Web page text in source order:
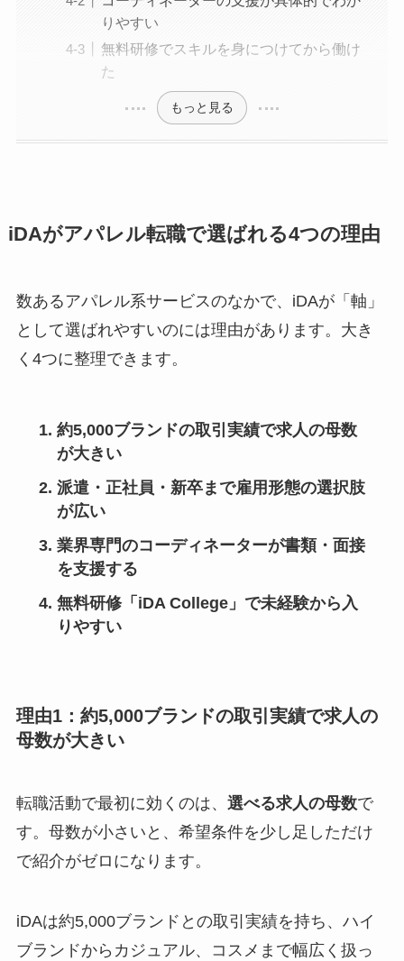
りやすい
無料研修でスキルを身につけてから働け
た
もっと見る
iDAがアパレル転職で選ばれる4つの理由
数あるアパレル系サービスのなかで、iDAが「軸」
として選ばれやすいのには理由があります。大き
く4つに整理できます。
約5,000ブランドの取引実績で求人の母数
が大きい
派遣・正社員・新卒まで雇用形態の選択肢
が広い
業界専門のコーディネーターが書類・面接
を支援する
無料研修「iDA College」で未経験から入
りやすい
理由1：約5,000ブランドの取引実績で求人の
母数が大きい
転職活動で最初に効くのは、 選べる求人の母数で
す。母数が小さいと、希望条件を少し足しただけ
で紹介がゼロになります。
iDAは約5,000ブランドとの取引実績を持ち、ハイ
ブランドからカジュアル、コスメまで幅広く扱っ